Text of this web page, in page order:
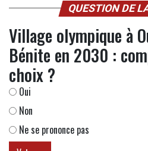
QUESTION DE
Village olympique à
Bénite en 2030 :
choix ?
Oui
Non
Ne se prononce pas